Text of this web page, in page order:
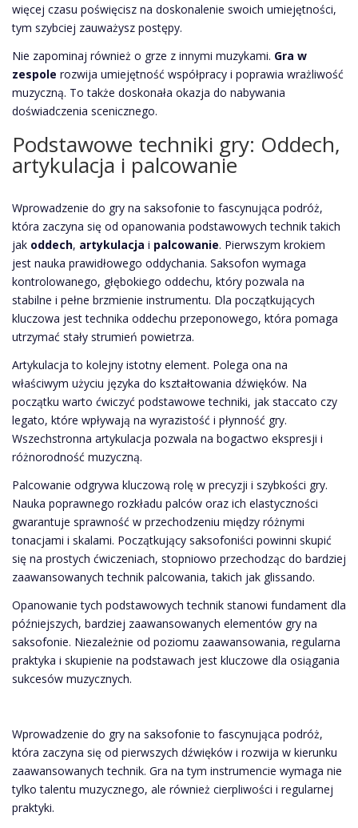
więcej czasu poświęcisz na doskonalenie swoich umiejętności,
tym szybciej zauważysz postępy.
Nie zapominaj również o grze z innymi muzykami. Gra w
zespole rozwija umiejętność współpracy i poprawia wrażliwość
muzyczną. To także doskonała okazja do nabywania
doświadczenia scenicznego.
Podstawowe techniki gry: Oddech,
artykulacja i palcowanie
Wprowadzenie do gry na saksofonie to fascynująca podróż,
która zaczyna się od opanowania podstawowych technik takich
jak oddech, artykulacja i palcowanie. Pierwszym krokiem
jest nauka prawidłowego oddychania. Saksofon wymaga
kontrolowanego, głębokiego oddechu, który pozwala na
stabilne i pełne brzmienie instrumentu. Dla początkujących
kluczowa jest technika oddechu przeponowego, która pomaga
utrzymać stały strumień powietrza.
Artykulacja to kolejny istotny element. Polega ona na
właściwym użyciu języka do kształtowania dźwięków. Na
początku warto ćwiczyć podstawowe techniki, jak staccato czy
legato, które wpływają na wyrazistość i płynność gry.
Wszechstronna artykulacja pozwala na bogactwo ekspresji i
różnorodność muzyczną.
Palcowanie odgrywa kluczową rolę w precyzji i szybkości gry.
Nauka poprawnego rozkładu palców oraz ich elastyczności
gwarantuje sprawność w przechodzeniu między różnymi
tonacjami i skalami. Początkujący saksofoniści powinni skupić
się na prostych ćwiczeniach, stopniowo przechodząc do bardziej
zaawansowanych technik palcowania, takich jak glissando.
Opanowanie tych podstawowych technik stanowi fundament dla
późniejszych, bardziej zaawansowanych elementów gry na
saksofonie. Niezależnie od poziomu zaawansowania, regularna
praktyka i skupienie na podstawach jest kluczowe dla osiągania
sukcesów muzycznych.
Wprowadzenie do gry na saksofonie to fascynująca podróż,
która zaczyna się od pierwszych dźwięków i rozwija w kierunku
zaawansowanych technik. Gra na tym instrumencie wymaga nie
tylko talentu muzycznego, ale również cierpliwości i regularnej
praktyki.